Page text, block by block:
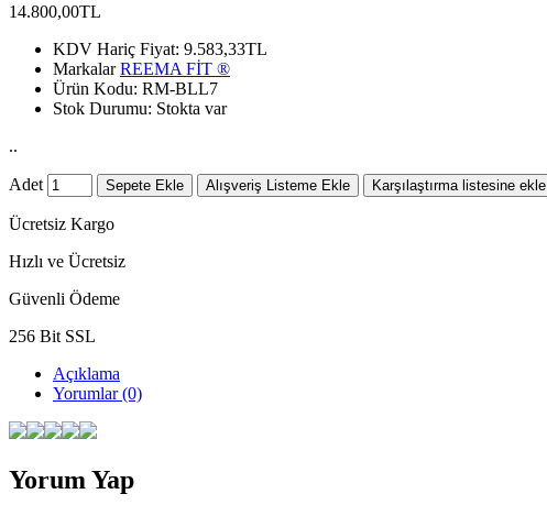
14.800,00TL
KDV Hariç Fiyat: 9.583,33TL
MarkalarREEMA FİT ®️
Ürün Kodu: RM-BLL7
Stok Durumu: Stokta var
..
Adet Sepete Ekle Alışveriş Listeme Ekle Karşılaştırma listesine ekle
Ücretsiz Kargo
Hızlı ve Ücretsiz
Güvenli Ödeme
256 Bit SSL
Açıklama
Yorumlar (0)
Yorum Yap